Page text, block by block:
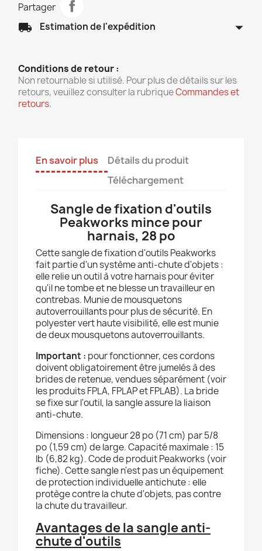
Partager
local_shipping Estimation de l'expédition arrow_drop_down
Conditions de retour :
Non retournable si utilisé. Pour plus de détails sur les
retours, veuillez consulter la rubriqueCommandes et
retours.
En savoir plus
Détails du produit
Téléchargement
Sangle de fixation d'outils
Peakworks mince pour
harnais, 28 po
Cette sangle de fixation d'outils Peakworks
fait partie d'un système anti-chute d'objets :
elle relie un outil à votre harnais pour éviter
qu'il ne tombe et ne blesse un travailleur en
contrebas. Munie de mousquetons
autoverrouillants pour plus de sécurité. En
polyester vert haute visibilité, elle est munie
de deux mousquetons autoverrouillants.
Important : pour fonctionner, ces cordons
doivent obligatoirement être jumelés à des
brides de retenue, vendues séparément (voir
les produits FPLA, FPLAP et FPLAB). La bride
se fixe sur l'outil, la sangle assure la liaison
anti-chute.
Dimensions : longueur 28 po (71 cm) par 5/8
po (1,59 cm) de large. Capacité maximale : 15
lb (6,82 kg). Code de produit Peakworks (voir
fiche). Cette sangle n'est pas un équipement
de protection individuelle antichute : elle
protège contre la chute d'objets, pas contre
la chute du travailleur.
Avantages de la sangle anti-
chute d'outils